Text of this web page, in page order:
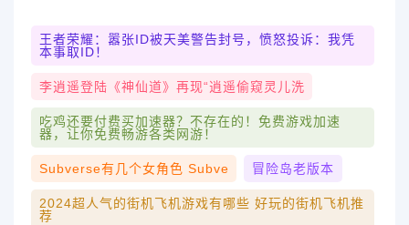
王者荣耀：嚣张ID被天美警告封号，愤怒投诉：我凭
本事取ID！
李逍遥登陆《神仙道》再现“逍遥偷窥灵儿洗
吃鸡还要付费买加速器？不存在的！免费游戏加速
器，让你免费畅游各类网游！
Subverse有几个女角色 Subve 冒险岛老版本
2024超人气的街机飞机游戏有哪些 好玩的街机飞机推
荐